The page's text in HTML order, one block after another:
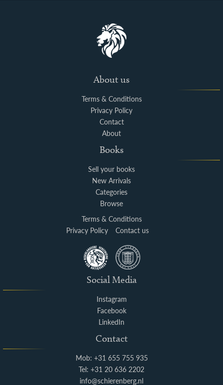
About us
Terms & Conditions
Privacy Policy
Contact
About
Books
Sell your books
New Arrivals
Categories
Browse
Terms & Conditions
Privacy Policy
Contact us
Social Media
Instagram
Facebook
LinkedIn
Contact
Mob: +31 655 755 935
Tel: +31 20 636 2202
info@schierenberg.nl